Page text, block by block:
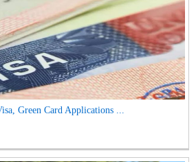
Green Card Applications ...